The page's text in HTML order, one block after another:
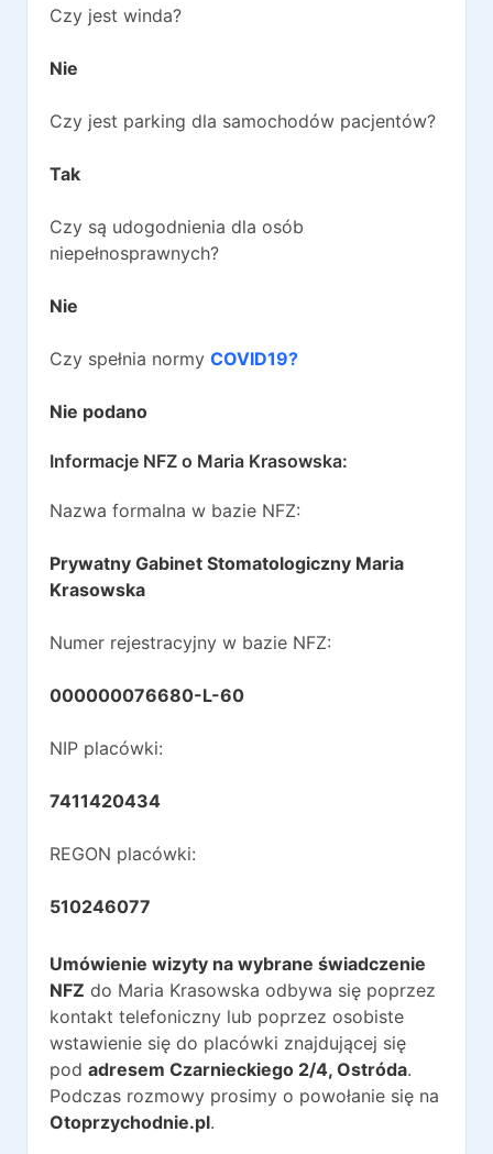
Czy jest winda?
Nie
Czy jest parking dla samochodów pacjentów?
Tak
Czy są udogodnienia dla osób
niepełnosprawnych?
Nie
Czy spełnia normy COVID19?
Nie podano
Informacje NFZ o Maria Krasowska:
Nazwa formalna w bazie NFZ:
Prywatny Gabinet Stomatologiczny Maria
Krasowska
Numer rejestracyjny w bazie NFZ:
000000076680-L-60
NIP placówki:
7411420434
REGON placówki:
510246077
Umówienie wizyty na wybrane świadczenie
NFZ do Maria Krasowska odbywa się poprzez
kontakt telefoniczny lub poprzez osobiste
wstawienie się do placówki znajdującej się
pod adresem Czarnieckiego 2/4, Ostróda.
Podczas rozmowy prosimy o powołanie się na
Otoprzychodnie.pl.